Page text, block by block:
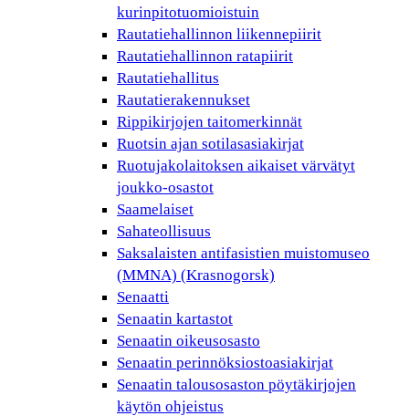
kurinpitotuomioistuin
Rautatiehallinnon liikennepiirit
Rautatiehallinnon ratapiirit
Rautatiehallitus
Rautatierakennukset
Rippikirjojen taitomerkinnät
Ruotsin ajan sotilasasiakirjat
Ruotujakolaitoksen aikaiset värvätyt
joukko-osastot
Saamelaiset
Sahateollisuus
Saksalaisten antifasistien muistomuseo
(MMNA) (Krasnogorsk)
Senaatti
Senaatin kartastot
Senaatin oikeusosasto
Senaatin perinnöksiostoasiakirjat
Senaatin talousosaston pöytäkirjojen
käytön ohjeistus